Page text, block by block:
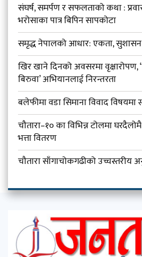
संघर्ष, समर्पण र सफलताको कथा :
भरोसाका पात्र बिपिन सापकोटा
समृद्ध नेपालको आधार: एकता,
खिर खाने दिनको अवसरमा वृक्षारोपण,
बिरुवा’ अभियानलाई निरन्तरता
बलेफीमा वडा सिमाना विवाद
चौतारा–१० का विभिन्न टोलमा
भत्ता वितरण
चौतारा साँगाचोकगढीको